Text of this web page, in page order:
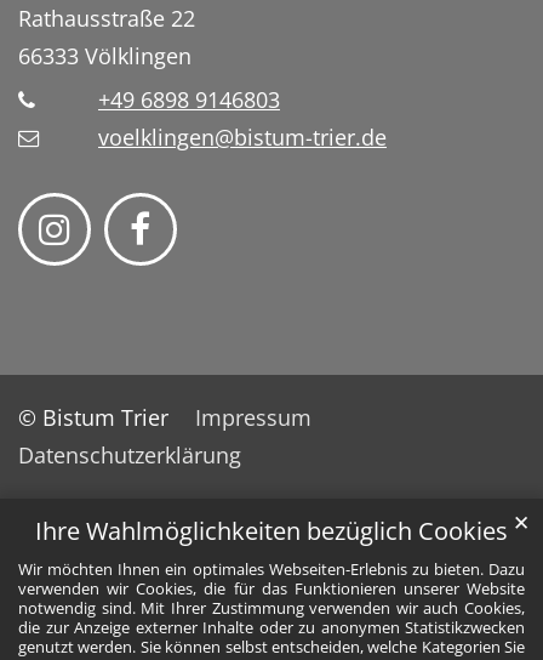
Ihre Wahlmöglichkeiten bezüglich Cookies
Wir möchten Ihnen ein optimales Webseiten-Erlebnis zu bieten. Dazu
verwenden wir Cookies, die für das Funktionieren unserer Website
notwendig sind. Mit Ihrer Zustimmung verwenden wir auch Cookies,
die zur Anzeige externer Inhalte oder zu anonymen Statistikzwecken
genutzt werden. Sie können selbst entscheiden, welche Kategorien Sie
✕
Rathausstraße 22
66333 Völklingen
+49 6898 9146803
voelklingen@bistum-trier.de
© Bistum Trier
Impressum
Datenschutzerklärung